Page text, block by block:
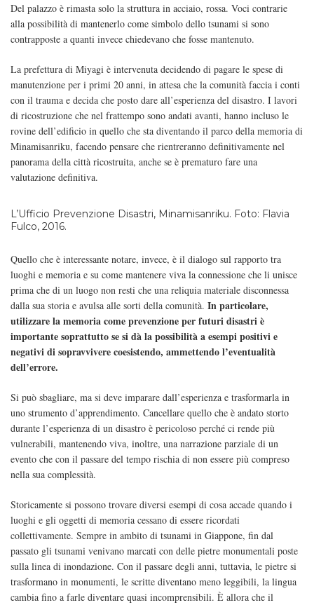
Del palazzo è rimasta solo la struttura in acciaio, rossa. Voci contrarie
alla possibilità di mantenerlo come simbolo dello tsunami si sono
contrapposte a quanti invece chiedevano che fosse mantenuto.
La prefettura di Miyagi è intervenuta decidendo di pagare le spese di
manutenzione per i primi 20 anni, in attesa che la comunità faccia i conti
con il trauma e decida che posto dare all’esperienza del disastro. I lavori
di ricostruzione che nel frattempo sono andati avanti, hanno incluso le
rovine dell’edificio in quello che sta diventando il parco della memoria di
Minamisanriku, facendo pensare che rientreranno definitivamente nel
panorama della città ricostruita, anche se è prematuro fare una
valutazione definitiva.
L’Ufficio Prevenzione Disastri, Minamisanriku. Foto: Flavia
Fulco, 2016.
Quello che è interessante notare, invece, è il dialogo sul rapporto tra
luoghi e memoria e su come mantenere viva la connessione che li unisce
prima che di un luogo non resti che una reliquia materiale disconnessa
dalla sua storia e avulsa alle sorti della comunità. In particolare,
utilizzare la memoria come prevenzione per futuri disastri è
importante soprattutto se si dà la possibilità a esempi positivi e
negativi di sopravvivere coesistendo, ammettendo l’eventualità
dell’errore.
Si può sbagliare, ma si deve imparare dall’esperienza e trasformarla in
uno strumento d’apprendimento. Cancellare quello che è andato storto
durante l’esperienza di un disastro è pericoloso perché ci rende più
vulnerabili, mantenendo viva, inoltre, una narrazione parziale di un
evento che con il passare del tempo rischia di non essere più compreso
nella sua complessità.
Storicamente si possono trovare diversi esempi di cosa accade quando i
luoghi e gli oggetti di memoria cessano di essere ricordati
collettivamente. Sempre in ambito di tsunami in Giappone, fin dal
passato gli tsunami venivano marcati con delle pietre monumentali poste
sulla linea di inondazione. Con il passare degli anni, tuttavia, le pietre si
trasformano in monumenti, le scritte diventano meno leggibili, la lingua
cambia fino a farle diventare quasi incomprensibili. È allora che il